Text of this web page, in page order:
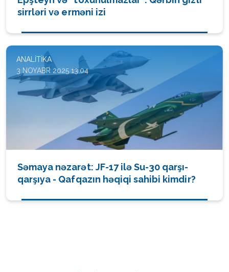
sirrləri və erməni izi
ANALITIKA
3 NOYABR 2025 13:04
Səmaya nəzarət: JF-17 ilə Su-30 qarşı-
qarşıya - Qafqazın həqiqi sahibi kimdir?